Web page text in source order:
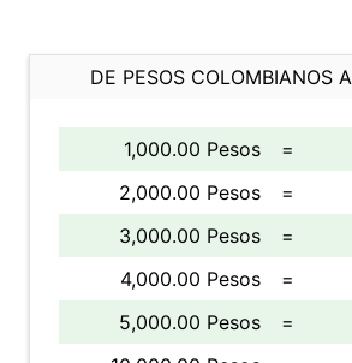
DE PESOS COLOMBIANOS
1,000.00 Pesos =
2,000.00 Pesos
=
3,000.00 Pesos
=
4,000.00 Pesos
=
5,000.00 Pesos
=